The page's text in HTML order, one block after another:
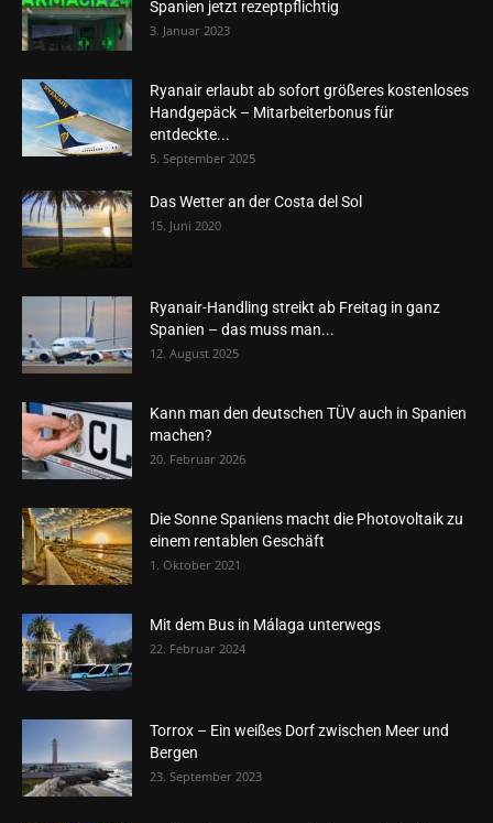
Spanien jetzt rezeptpflichtig
3. Januar 2023
Ryanair erlaubt ab sofort größeres kostenloses
Handgepäck – Mitarbeiterbonus für
entdeckte...
5. September 2025
Das Wetter an der Costa del Sol
15. Juni 2020
Ryanair-Handling streikt ab Freitag in ganz
Spanien – das muss man...
12. August 2025
Kann man den deutschen TÜV auch in Spanien
machen?
20. Februar 2026
Die Sonne Spaniens macht die Photovoltaik zu
einem rentablen Geschäft
1. Oktober 2021
Mit dem Bus in Málaga unterwegs
22. Februar 2024
Torrox – Ein weißes Dorf zwischen Meer und
Bergen
23. September 2023